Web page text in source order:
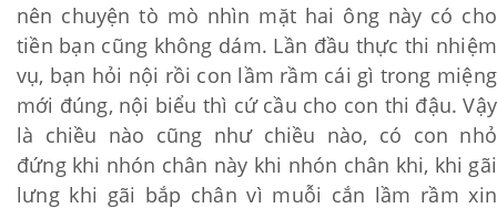
nên chuyện tò mò nhìn mặt hai ông này có cho
tiền bạn cũng không dám. Lần đầu thực thi nhiệm
vụ, bạn hỏi nội rồi con lầm rầm cái gì trong miệng
mới đúng, nội biểu thì cứ cầu cho con thi đậu. Vậy
là chiều nào cũng như chiều nào, có con nhỏ
đứng khi nhón chân này khi nhón chân khi, khi gãi
lưng khi gãi bắp chân vì muỗi cắn lầm rầm xin